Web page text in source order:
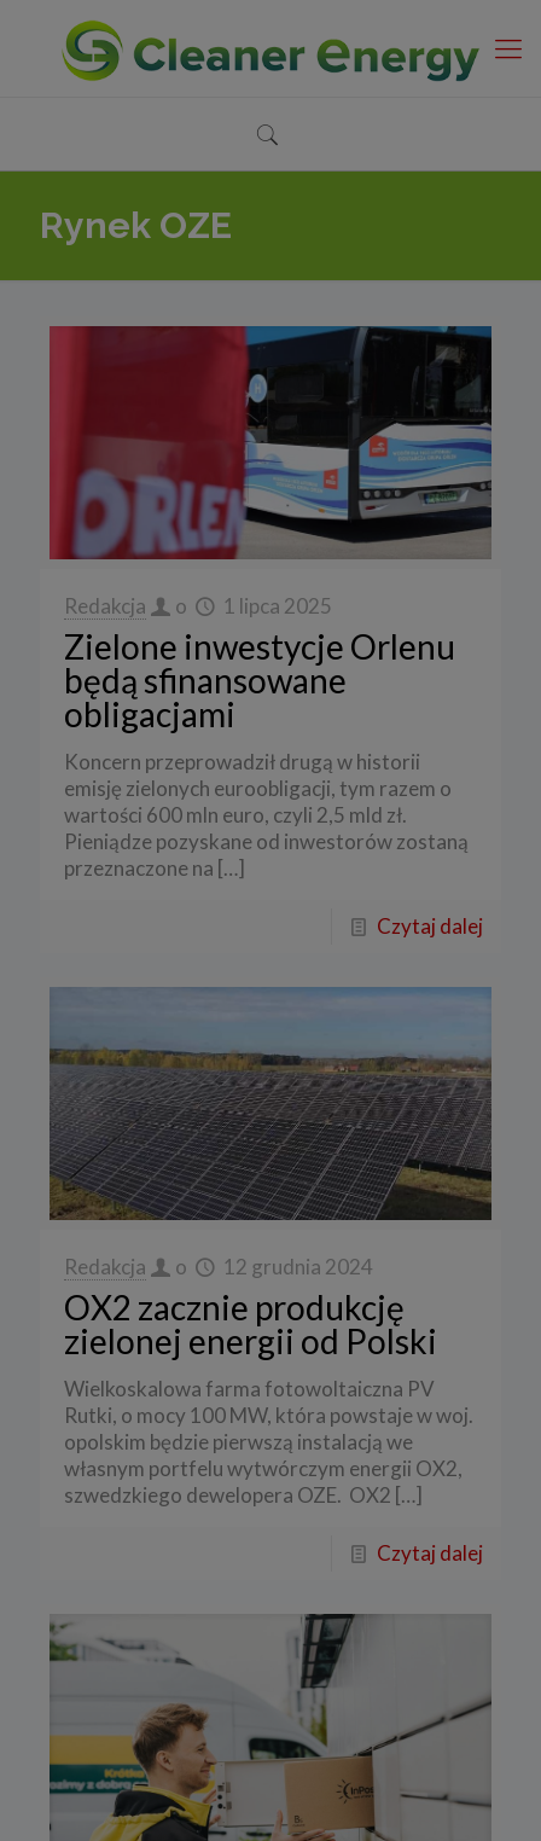
Rynek OZE
Redakcja o 1 lipca 2025
Zielone inwestycje Orlenu
będą sfinansowane
obligacjami
Koncern przeprowadził drugą w historii
emisję zielonych euroobligacji, tym razem o
wartości 600 mln euro, czyli 2,5 mld zł.
Pieniądze pozyskane od inwestorów zostaną
przeznaczone na […]
Czytaj dalej
Redakcja o 12 grudnia 2024
OX2 zacznie produkcję
zielonej energii od Polski
Wielkoskalowa farma fotowoltaiczna PV
Rutki, o mocy 100 MW, która powstaje w woj.
opolskim będzie pierwszą instalacją we
własnym portfelu wytwórczym energii OX2,
szwedzkiego dewelopera OZE. OX2 […]
Czytaj dalej